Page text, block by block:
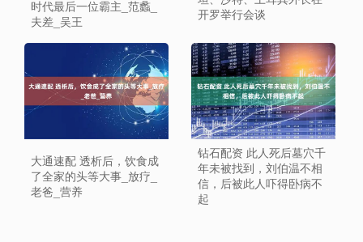
时代最后一位霸主_范蠡_
夫差_吴王
开罗举行会谈
大通速配 透析后，饮食成
了全家的头等大事_放疗_
老爸_营养
钻石配资 此人死后墓穴千
年未被找到，刘伯温不相
信，后被此人吓得卧病不
起